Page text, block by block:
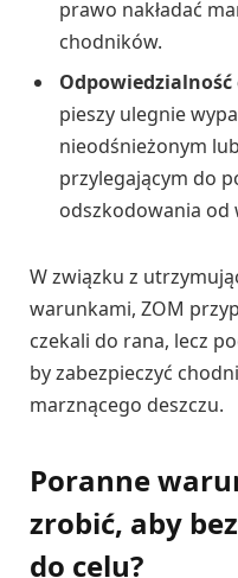
prawo nakładać
chodników.
pieszy ulegnie
nieodśnieżonym
przylegającym do
odszkodowania od
W związku z
warunkami, ZOM
czekali do rana, lecz
by zabezpieczyć
marznącego deszczu.
Poranne
zrobić, aby
do celu?